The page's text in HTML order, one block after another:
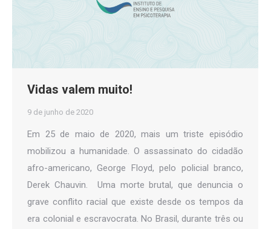
Vidas valem muito!
9 de junho de 2020
Em 25 de maio de 2020, mais um triste episódio
mobilizou a humanidade. O assassinato do cidadão
afro-americano, George Floyd, pelo policial branco,
Derek Chauvin. Uma morte brutal, que denuncia o
grave conflito racial que existe desde os tempos da
era colonial e escravocrata. No Brasil, durante três ou